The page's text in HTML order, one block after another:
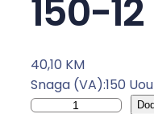
150-12
40,10 KM
Snaga (VA):150
N